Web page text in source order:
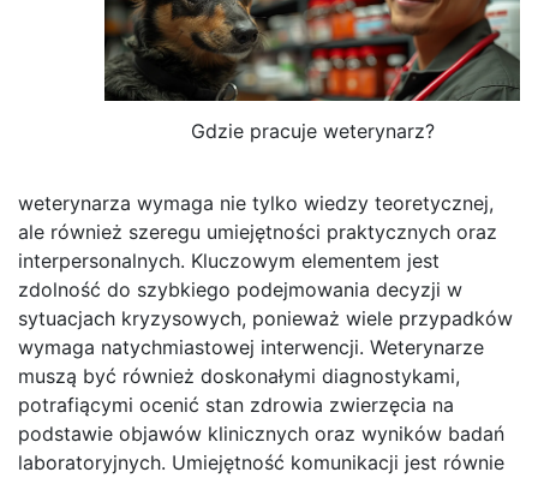
Gdzie pracuje weterynarz?
weterynarza wymaga nie tylko wiedzy teoretycznej,
ale również szeregu umiejętności praktycznych oraz
interpersonalnych. Kluczowym elementem jest
zdolność do szybkiego podejmowania decyzji w
sytuacjach kryzysowych, ponieważ wiele przypadków
wymaga natychmiastowej interwencji. Weterynarze
muszą być również doskonałymi diagnostykami,
potrafiącymi ocenić stan zdrowia zwierzęcia na
podstawie objawów klinicznych oraz wyników badań
laboratoryjnych. Umiejętność komunikacji jest równie